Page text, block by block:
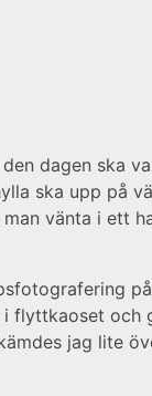
dagen ska
ska upp på
vänta i ett
i flyttkaoset och
jag lite